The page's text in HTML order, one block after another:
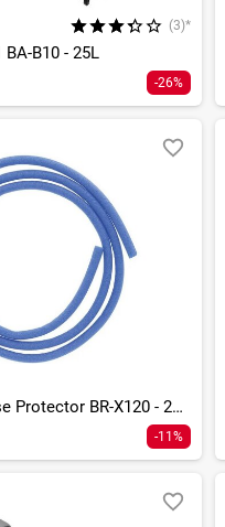
(3)*
B10 - 25L
-26%
Brake Cable Noise Protector BR-X120 - 2000mm
-11%